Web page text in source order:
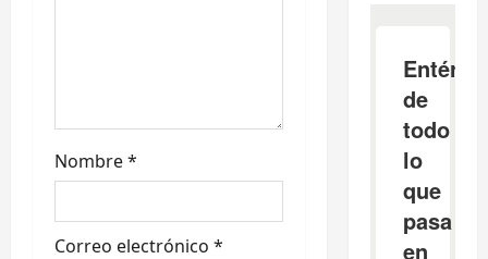
d
a
s
Nombre*
Correo electrónico *